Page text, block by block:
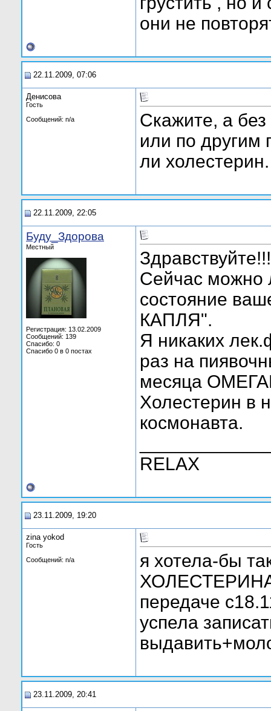
они не
22.11.2009, 07:06
Денисова
Гость
Сообщений: n/a
Скажите, а
или по другим
ли холестерин.
22.11.2009, 22:05
Буду_Здорова
Местный
Регистрация: 13.02.2009
Сообщений: 139
Спасибо: 0
Спасибо 0 в 0 постах
Здравствуйте!!!
Сейчас можно
состояние
КАПЛЯ".
Я никаких
раз на
месяца
Холестерин в
космонавта.
RELAX
23.11.2009, 19:20
zina yokod
Гость
Сообщений: n/a
я хотела-бы
передаче
успела
23.11.2009, 20:41